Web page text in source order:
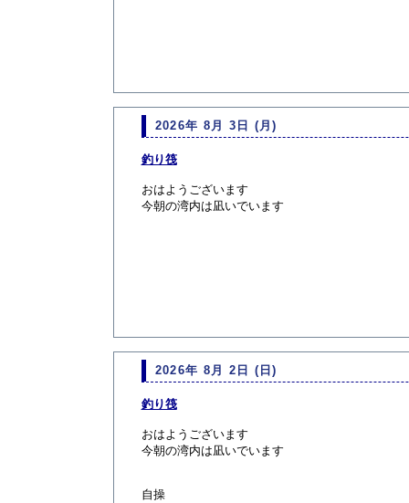
2026年 8月 3日 (月)
釣り筏
おはようございます
今朝の湾内は凪いでいます
2026年 8月 2日 (日)
釣り筏
おはようございます
今朝の湾内は凪いでいます
自操